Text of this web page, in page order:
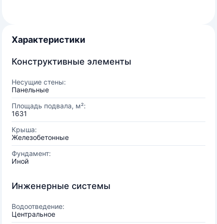
Характеристики
Конструктивные элементы
Несущие стены:
Панельные
Площадь подвала, м²:
1631
Крыша:
Железобетонные
Фундамент:
Иной
Инженерные системы
Водоотведение:
Центральное